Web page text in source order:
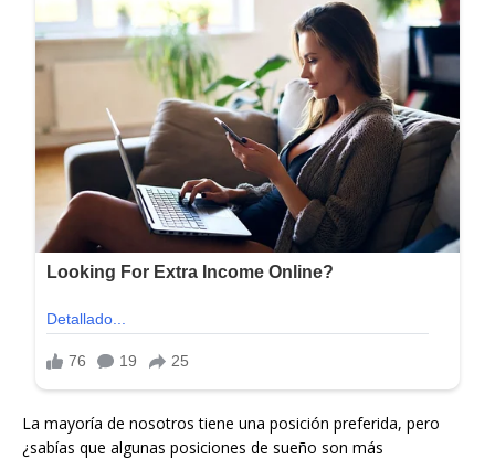
La mayoría de nosotros tiene una posición preferida, pero
¿sabías que algunas posiciones de sueño son más